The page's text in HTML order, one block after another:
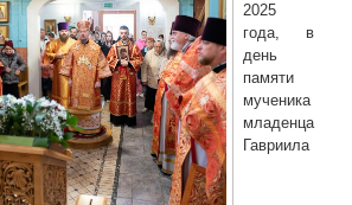
2025
года, в
день
памяти
мученика
младенца
Гавриила